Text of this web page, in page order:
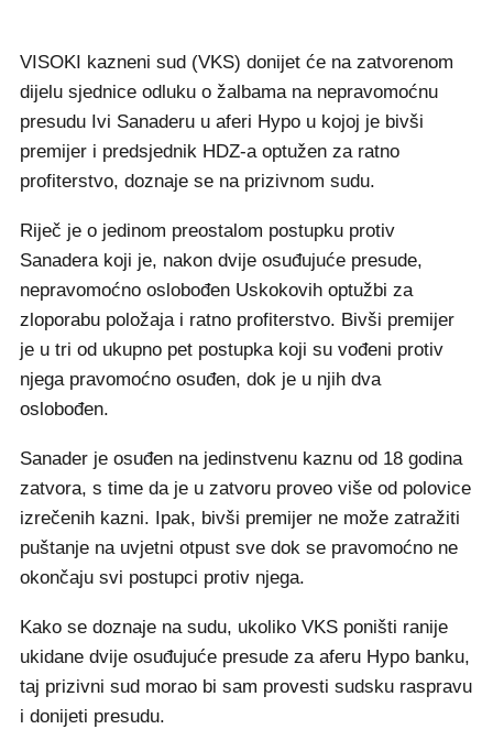
VISOKI kazneni sud (VKS) donijet će na zatvorenom
dijelu sjednice odluku o žalbama na nepravomoćnu
presudu Ivi Sanaderu u aferi Hypo u kojoj je bivši
premijer i predsjednik HDZ-a optužen za ratno
profiterstvo, doznaje se na prizivnom sudu.
Riječ je o jedinom preostalom postupku protiv
Sanadera koji je, nakon dvije osuđujuće presude,
nepravomoćno oslobođen Uskokovih optužbi za
zloporabu položaja i ratno profiterstvo. Bivši premijer
je u tri od ukupno pet postupka koji su vođeni protiv
njega pravomoćno osuđen, dok je u njih dva
oslobođen.
Sanader je osuđen na jedinstvenu kaznu od 18 godina
zatvora, s time da je u zatvoru proveo više od polovice
izrečenih kazni. Ipak, bivši premijer ne može zatražiti
puštanje na uvjetni otpust sve dok se pravomoćno ne
okončaju svi postupci protiv njega.
Kako se doznaje na sudu, ukoliko VKS poništi ranije
ukidane dvije osuđujuće presude za aferu Hypo banku,
taj prizivni sud morao bi sam provesti sudsku raspravu
i donijeti presudu.